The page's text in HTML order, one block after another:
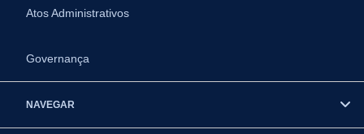
Atos Administrativos
Governança
NAVEGAR